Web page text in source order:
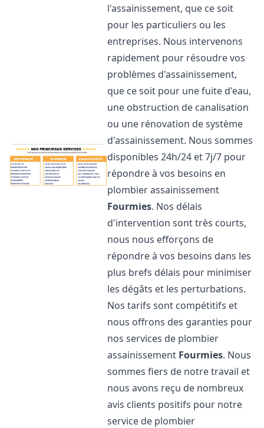
l'assainissement, que ce soit
pour les particuliers ou les
entreprises. Nous intervenons
rapidement pour résoudre vos
problèmes d'assainissement,
que ce soit pour une fuite d'eau,
une obstruction de canalisation
ou une rénovation de système
d'assainissement. Nous sommes
disponibles 24h/24 et 7j/7 pour
répondre à vos besoins en
plombier assainissement
Fourmies. Nos délais
d'intervention sont très courts,
nous nous efforçons de
répondre à vos besoins dans les
plus brefs délais pour minimiser
les dégâts et les perturbations.
Nos tarifs sont compétitifs et
nous offrons des garanties pour
nos services de plombier
assainissement Fourmies. Nous
sommes fiers de notre travail et
nous avons reçu de nombreux
avis clients positifs pour notre
service de plombier